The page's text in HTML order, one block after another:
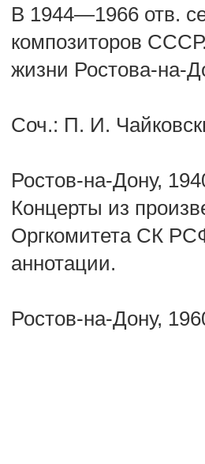
В 1944—1966 отв.
композиторов
жизни Ростова-на-
Соч.: П. И.
Ростов-на-Дону,
Концерты из
Оргкомитета СК
аннотации.
Ростов-на-Дону,